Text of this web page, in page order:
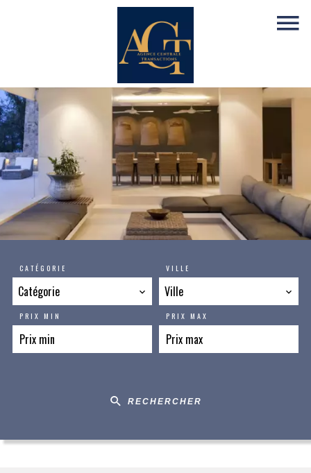
CATÉGORIE
Catégorie
VILLE
Ville
PRIX MIN PRIX MAX
RECHERCHER